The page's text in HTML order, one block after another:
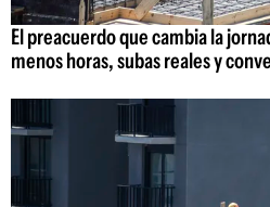
El preacuerdo que cambia la
menos horas, subas reales y